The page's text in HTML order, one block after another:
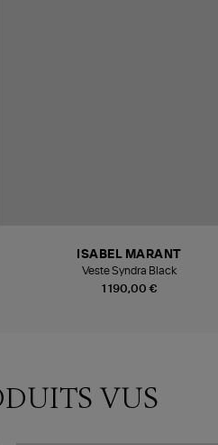
1 190,00 €
ISABEL MARANT
Veste Syndra Black
VUS